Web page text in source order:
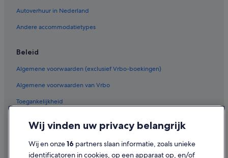
Particuliere vakantiehuizen in Brugge
Herbergen in Brugge
Blokhutten in Brugge
Golf in Brugge
Hotels met sauna in Brugge
Familie in Brugge
Hotels met zwembad in Brugge
Hotels met roomservice in Brugge
Autoverhuur in Nederland
Andere accommodatietypes
Beleid
Algemene voorwaarden (exclusief Vrbo-boekingen)
Algemene voorwaarden van Vrbo
Toegankelijkheid
Gebruiksvoorwaarden
Wij vinden uw privacy belangrijk
Wij en onze16 partners slaan informatie, zoals unieke
identificatoren in cookies, op een apparaat op, en/of